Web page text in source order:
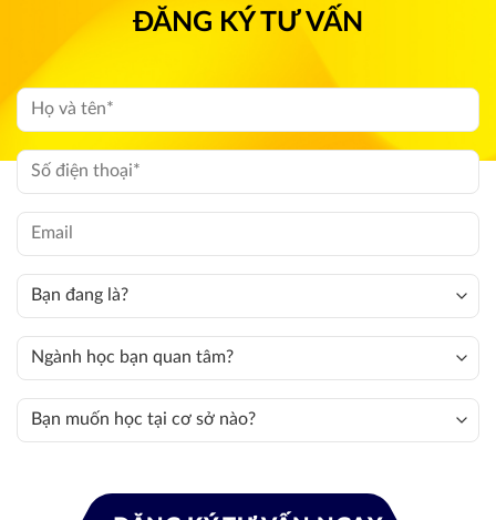
ĐĂNG KÝ TƯ VẤN